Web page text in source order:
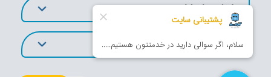
لینک های کاربردی
تورهای پر طرفدار